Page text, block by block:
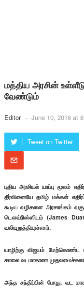
மத்திய அரசின்
வேண்டும்
Editor - June 10, 2016 at
Tweet on Twitter
புதிய அரசியல் யாப்பு மூலம்
தீர்வினையே தமிழ் மக்கள்
கூடிய வழிகளை அரசாங்கம்
டௌவ்ரிஸ்ஸிடம் (James
வலியுறுத்தியுள்ளார்.
யாழிற்கு விஜயம் மேற்கொண்ட
காலை வடமாகாண முதலமைச்சரை
அந்த சந்திப்பின் போது, வட